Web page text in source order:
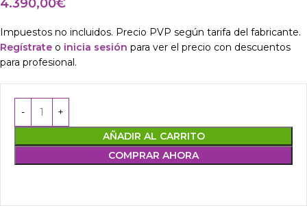
4.390,00€
Impuestos no incluidos. Precio PVP según tarifa del fabricante.
Regístrate o inicia sesión para ver el precio con descuentos
para profesional.
AÑADIR AL CARRITO
COMPRAR AHORA